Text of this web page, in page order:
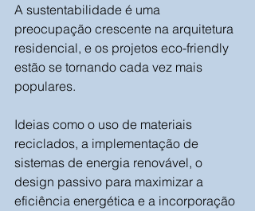
A sustentabilidade é uma
preocupação crescente na arquitetura
residencial, e os projetos eco-friendly
estão se tornando cada vez mais
populares.
Ideias como o uso de materiais
reciclados, a implementação de
sistemas de energia renovável, o
design passivo para maximizar a
eficiência energética e a incorporação